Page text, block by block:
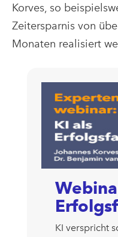
Korves, so
Zeitersparnis von
Monaten realisiert
KI verspricht